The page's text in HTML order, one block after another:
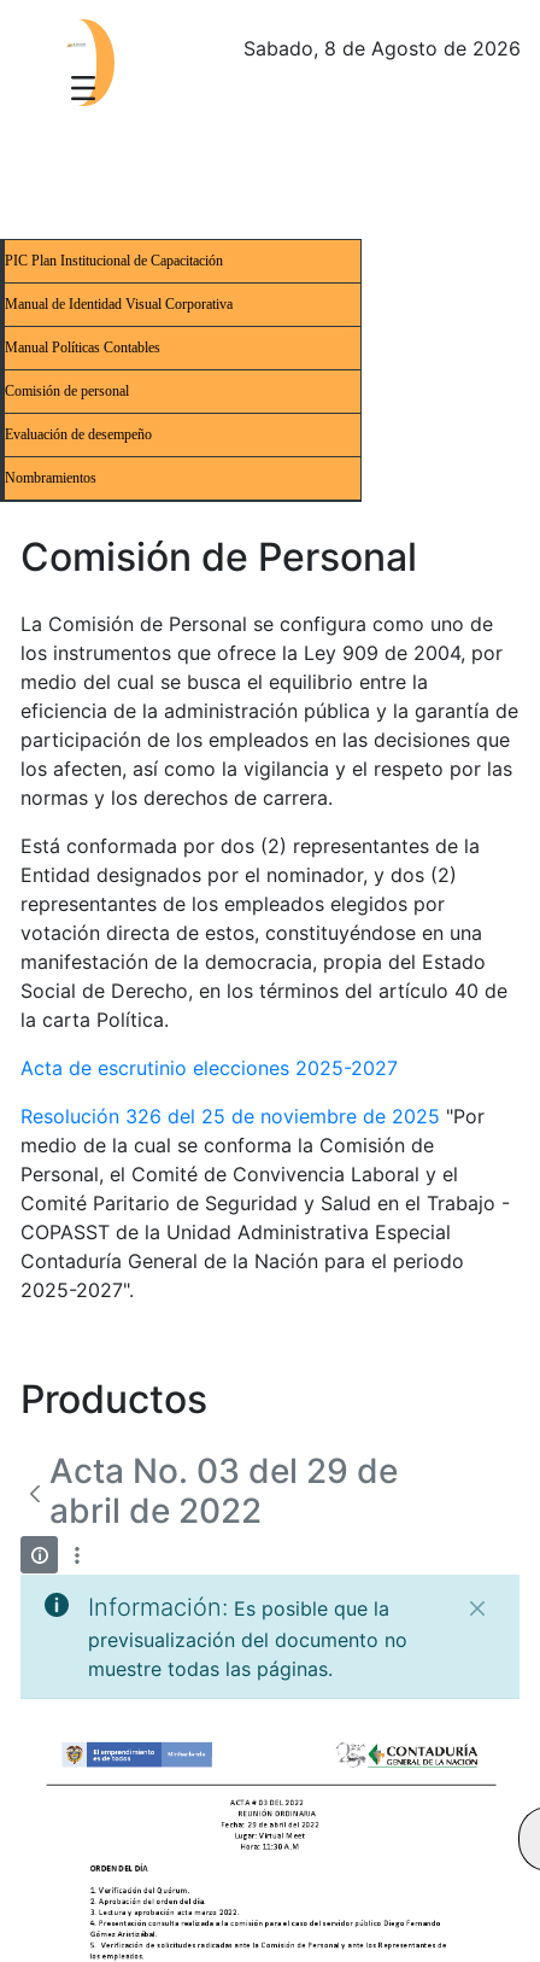
Sabado, 8 de Agosto de 2026
PIC Plan Institucional de Capacitación
Manual de Identidad Visual Corporativa
Manual Políticas Contables
Comisión de personal
Evaluación de desempeño
Nombramientos
Comisión de Personal
La Comisión de Personal se configura como uno de
los instrumentos que ofrece la Ley 909 de 2004, por
medio del cual se busca el equilibrio entre la
eficiencia de la administración pública y la garantía de
participación de los empleados en las decisiones que
los afecten, así como la vigilancia y el respeto por las
normas y los derechos de carrera.
Está conformada por dos (2) representantes de la
Entidad designados por el nominador, y dos (2)
representantes de los empleados elegidos por
votación directa de estos, constituyéndose en una
manifestación de la democracia, propia del Estado
Social de Derecho, en los términos del artículo 40 de
la carta Política.
Acta de escrutinio elecciones 2025-2027
Resolución 326 del 25 de noviembre de 2025 "Por
medio de la cual se conforma la Comisión de
Personal, el Comité de Convivencia Laboral y el
Comité Paritario de Seguridad y Salud en el Trabajo -
COPASST de la Unidad Administrativa Especial
Contaduría General de la Nación para el periodo
2025-2027".
Productos
Acta No. 03 del 29 de
abril de 2022
Información: Es posible que la
previsualización del documento no
muestre todas las páginas.